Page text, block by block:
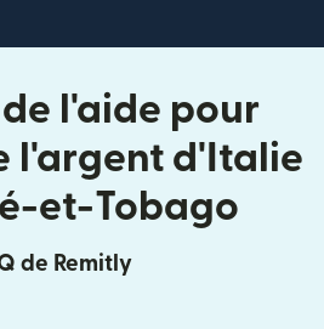
l'aide pour
l'argent d'Italie
et-Tobago
de Remitly